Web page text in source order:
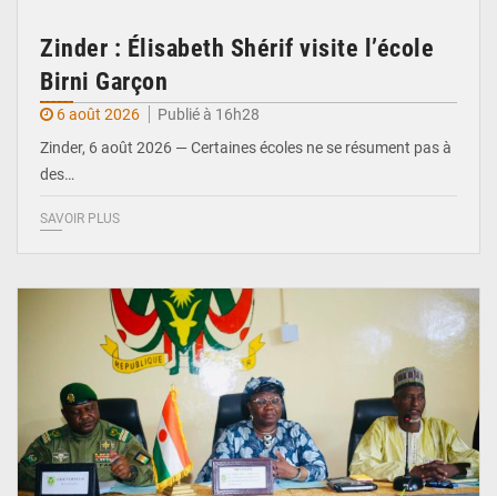
Zinder : Élisabeth Shérif visite l’école
Birni Garçon
6 août 2026
Publié à 16h28
Zinder, 6 août 2026 — Certaines écoles ne se résument pas à
des…
SAVOIR PLUS